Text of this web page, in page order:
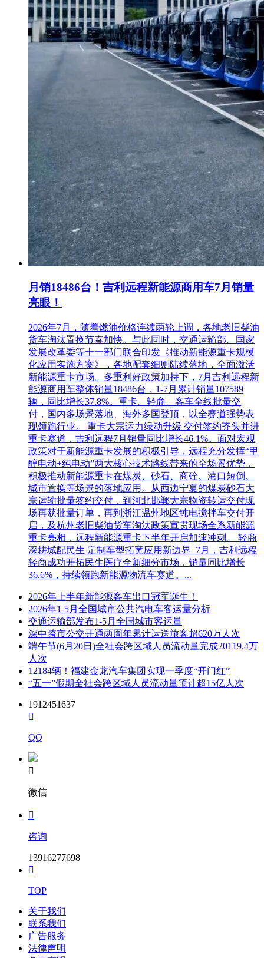
地点：苏州市轨道交通集团有限公司官网（www.sz-
mtr.com）；
方式：网上获取；
报名时必须将报名表（格式详见竞争性谈判文件第七章附件，
内容填写完整）、《营业执照》、《税务登记证》、《组织机
构代码证》复印件加盖公章后将扫描件发至
zhutao@sz-
mtr.com。
（1）对于已“三证合一”的单位，提供新版本营业执照（加盖
公章）
（2）报名材料发至采购人后请与采购人电话联系（0512-
65683192），确认是否报名成功。
报名截止时间：2022年7月1日16:00时止。
递交响应文件截止时间：2022年7月13日13：30整（北京时
递交响应文件地点：苏州市干将西路668号，轨道大厦1301
谈判开始时间：同递交响应文件截止时间。
谈判地点（谈判响应文件递交地点）：苏州市干将西路668
号，轨道大厦1301室。
备注：以上时间、地点如有变动，以采购人最新通知为准。
五、开启
响应文件开启时间：同递交响应文件截止时间。
响应文件开启地点：同谈判响应文件递交地点。
六、公告期限
自本公告发布之日起3个工作日。
七、公告媒体
本次采购的有关信息将同时在苏州市轨道交通集团有限公司官
方网站（Http://www.sz-mtr.com）上发布，以苏州市轨道交通
集团有限公司官方网站（http://www.sz-mtr.com）信息为准。
八、其他补充事宜
（一）本次公告为2022年5月24日苏州市轨道交通2、4号线部
分通信机柜风扇及安防设备电源线路大修项目的重新竞争性谈
判公告，本次公告后成功报名的谈判供应商多于2家（含2家）
的，则全部入围；少于2家，不再重发公告。
程码绿码、身份证明、48小时之内的核酸检测阴性证明等
（注：疫情防控要求如有新规定，按新规定执行）。
（1）有下列情形之一的新型冠状病毒传染风险的人员，不得
进入谈判场所：
1）最近14天接触过新型冠状病毒感染的肺炎疑似或确诊患者
2）来自或途径重点地区的来苏、返苏人员，在苏隔离观察
4）与确诊病例（含无症状感染者）有轨迹交叉；
5）近期有发热、干咳、乏力、气促等新型冠状病毒感染可疑
6）未佩戴口罩或现场测量体（额）温超过37.2℃的。
（2）为尽可能减少人员参与，一家供应商只能有一名授权代
月销18486台！吉利远程新能源商用车7月销量
亮眼！
2026年7月，随着燃油价格连续两轮上调，各地老旧柴油
货车淘汰置换节奏加快。与此同时，交通运输部、国家
发展改革委等十一部门联合印发《推动新能源重卡规模
化应用实施方案》，各地配套细则陆续落地，全面激活
新能源重卡市场。多重利好政策加持下，7月吉利远程新
能源商用车整体销量18486台，1-7月累计销量107589
辆，同比增长37.8%。重卡、轻商、客车全线批量交
付，国内多场景落地、海外多国登顶，以全赛道强势表
现领跑行业。 重卡大宗运力绿动升级 交付签约齐头并进
重卡赛道，吉利远程7月销量同比增长46.1%。面对宏观
政策对于新能源重卡发展的积极引导，远程充分发挥“甲
醇电动+纯电动”两大核心技术路线带来的全场景优势，
积极推动新能源重卡在煤炭、砂石、商砼、港口短倒、
城市置换等场景的落地应用。从西边宁夏的煤炭砂石大
宗运输批量签约交付，到河北邯郸大宗物资转运交付现
场再获批量订单，再到浙江温州地区纯电搅拌车交付开
启，及杭州老旧柴油货车淘汰政策宣贯现场全系新能源
重卡亮相，远程新能源重卡下半年开启加速冲刺。 轻商
深耕城配民生 定制车型拓宽应用新边界 7月，吉利远程
轻商成功开拓民生医疗全新细分市场，销量同比增长
36.6%，持续领跑新能源物流车赛道。...
2026年上半年新能源客车出口冠军诞生！
2026年1-5月全国城市公共汽电车客运量分析
交通运输部发布1-5月全国城市客运量
深中跨市公交开通两周年累计运送旅客超620万人次
端午节(6月20日)全社会跨区域人员流动量完成20119.4万
人次
12184辆！福建金龙汽车集团实现一季度“开门红”
“五一”假期全社会跨区域人员流动量预计超15亿人次
1912451637

QQ

微信

咨询
13916277698

TOP
关于我们
联系我们
广告服务
法律声明